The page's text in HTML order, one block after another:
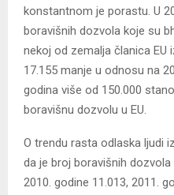
konstantnom je porastu. U
boravišnih dozvola koje su
nekoj od zemalja članica EU
17.155 manje u odnosu na
godina više od 150.000
boravišnu dozvolu u EU.
O trendu rasta odlaska ljudi
da je broj boravišnih
2010. godine 11.013, 2011.